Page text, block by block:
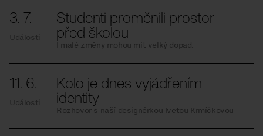
3. 7.
Události
Studenti proměnili prostor
před školou
I malé změny mohou mít velký dopad.
11. 6.
Události
Kolo je dnes vyjádřením
identity
Rozhovor s naší designérkou Ivetou Krmíčkovou